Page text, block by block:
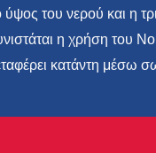
ύψος του νερού και η
η χρήση του
κατάντη μέσω